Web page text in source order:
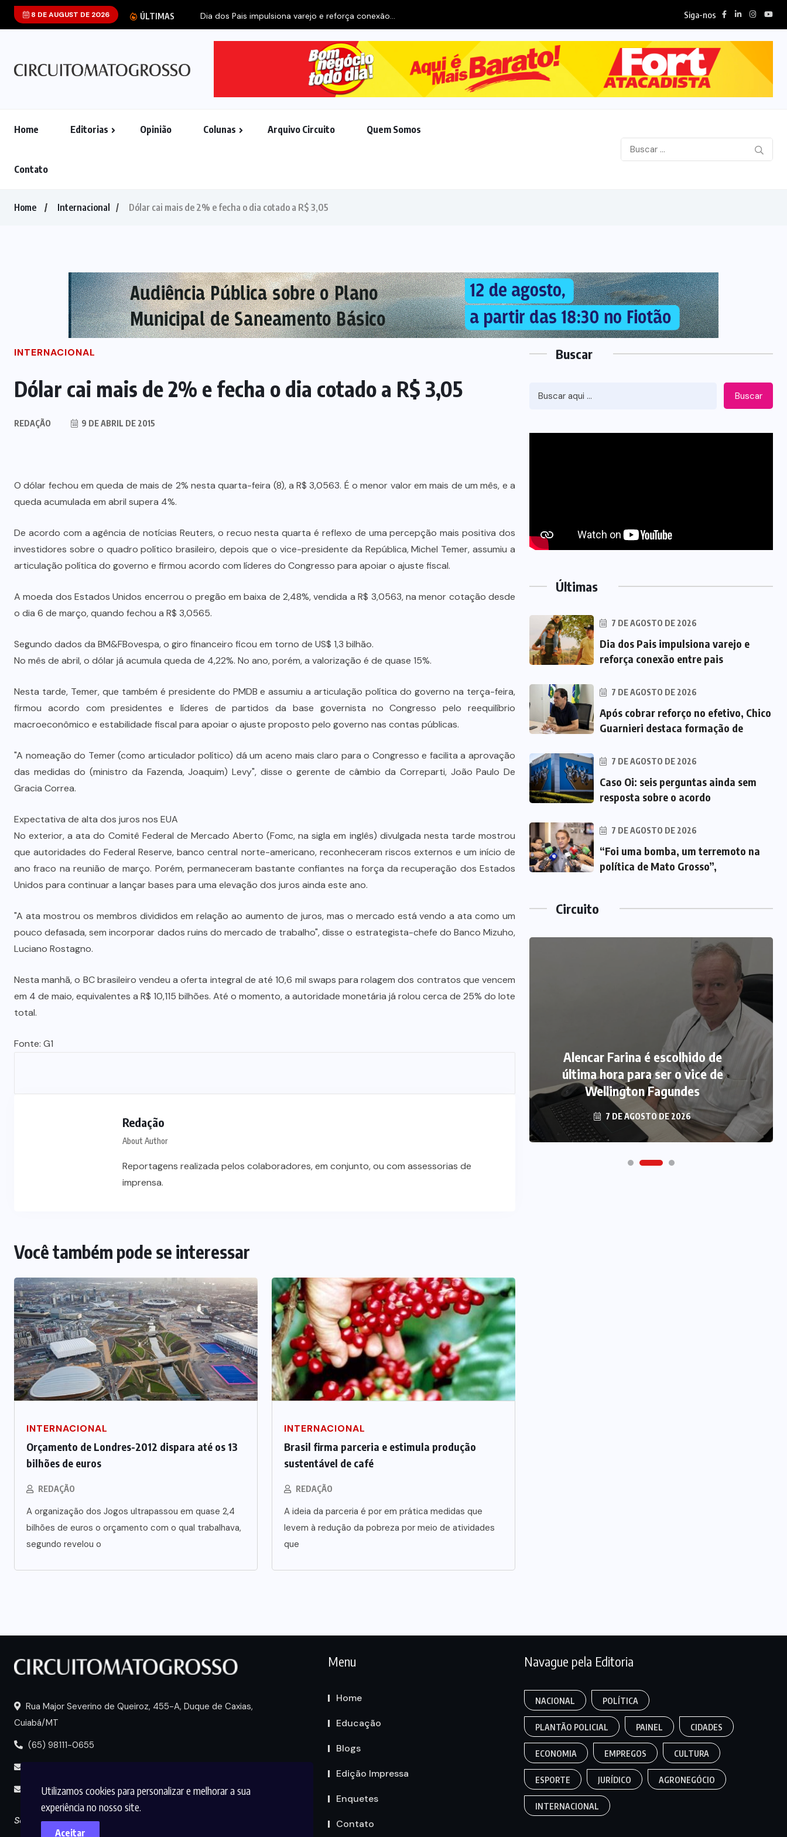
Utilizamos cookies para personalizar e melhorar a sua
experiência no nosso site.
Aceitar
8 DE AUGUST DE 2026 ÚLTIMAS Dia dos Pais impulsiona varejo e reforça conexão... Siga-nos
Home Editorias Opinião Colunas Arquivo Circuito Quem Somos
Contato
Home Internacional Dólar cai mais de 2% e fecha o dia cotado a R$ 3,05
INTERNACIONAL
Dólar cai mais de 2% e fecha o dia cotado a R$ 3,05
REDAÇÃO 9 DE ABRIL DE 2015
O dólar fechou em queda de mais de 2% nesta quarta-feira (8), a R$ 3,0563. É o menor valor em mais de um mês, e a
queda acumulada em abril supera 4%.
De acordo com a agência de notícias Reuters, o recuo nesta quarta é reflexo de uma percepção mais positiva dos
investidores sobre o quadro político brasileiro, depois que o vice-presidente da República, Michel Temer, assumiu a
articulação política do governo e firmou acordo com líderes do Congresso para apoiar o ajuste fiscal.
A moeda dos Estados Unidos encerrou o pregão em baixa de 2,48%, vendida a R$ 3,0563, na menor cotação desde
o dia 6 de março, quando fechou a R$ 3,0565.
Segundo dados da BM&FBovespa, o giro financeiro ficou em torno de US$ 1,3 bilhão.
No mês de abril, o dólar já acumula queda de 4,22%. No ano, porém, a valorização é de quase 15%.
Nesta tarde, Temer, que também é presidente do PMDB e assumiu a articulação política do governo na terça-feira,
firmou acordo com presidentes e líderes de partidos da base governista no Congresso pelo reequilíbrio
macroeconômico e estabilidade fiscal para apoiar o ajuste proposto pelo governo nas contas públicas.
"A nomeação do Temer (como articulador político) dá um aceno mais claro para o Congresso e facilita a aprovação
das medidas do (ministro da Fazenda, Joaquim) Levy", disse o gerente de câmbio da Correparti, João Paulo De
Gracia Correa.
Expectativa de alta dos juros nos EUA
No exterior, a ata do Comitê Federal de Mercado Aberto (Fomc, na sigla em inglês) divulgada nesta tarde mostrou
que autoridades do Federal Reserve, banco central norte-americano, reconheceram riscos externos e um início de
ano fraco na reunião de março. Porém, permaneceram bastante confiantes na força da recuperação dos Estados
Unidos para continuar a lançar bases para uma elevação dos juros ainda este ano.
"A ata mostrou os membros divididos em relação ao aumento de juros, mas o mercado está vendo a ata como um
pouco defasada, sem incorporar dados ruins do mercado de trabalho", disse o estrategista-chefe do Banco Mizuho,
Luciano Rostagno.
Nesta manhã, o BC brasileiro vendeu a oferta integral de até 10,6 mil swaps para rolagem dos contratos que vencem
em 4 de maio, equivalentes a R$ 10,115 bilhões. Até o momento, a autoridade monetária já rolou cerca de 25% do lote
total.
Fonte: G1
Redação
About Author
Reportagens realizada pelos colaboradores, em conjunto, ou com assessorias de
imprensa.
Você também pode se interessar
INTERNACIONAL
Orçamento de Londres-2012 dispara até os 13
bilhões de euros
REDAÇÃO
A organização dos Jogos ultrapassou em quase 2,4
bilhões de euros o orçamento com o qual trabalhava,
segundo revelou o
INTERNACIONAL
Brasil firma parceria e estimula produção
sustentável de café
REDAÇÃO
A ideia da parceria é por em prática medidas que
levem à redução da pobreza por meio de atividades
que
Buscar
Buscar
Últimas
7 DE AGOSTO DE 2026
Dia dos Pais impulsiona varejo e
reforça conexão entre pais
7 DE AGOSTO DE 2026
Após cobrar reforço no efetivo, Chico
Guarnieri destaca formação de
7 DE AGOSTO DE 2026
Caso Oi: seis perguntas ainda sem
resposta sobre o acordo
7 DE AGOSTO DE 2026
“Foi uma bomba, um terremoto na
política de Mato Grosso”,
Circuito
Prefeito Abilio Brunini recebe a
Cuiabá
7 DE AGOSTO DE 2026
Dia dos Pais impulsiona varejo e
na moda inspirada no agro
Alencar Farina é escolhido de
última hora para ser o vice de
Wellington Fagundes
7 DE AGOSTO DE 2026
Rua Major Severino de Queiroz, 455-A, Duque de Caxias,
Cuiabá/MT
(65) 98111-0655
midia@circuitomt.com.br
Seguir
Menu
Home
Educação
Blogs
Edição Impressa
Enquetes
Contato
Navague pela Editoria
NACIONAL POLÍTICA
PLANTÃO POLICIAL PAINEL CIDADES
ECONOMIA EMPREGOS CULTURA
ESPORTE JURÍDICO AGRONEGÓCIO
INTERNACIONAL